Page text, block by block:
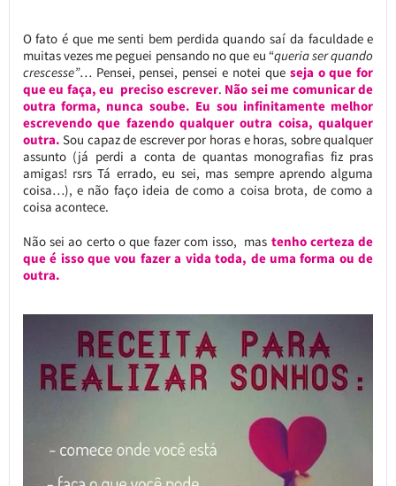
O fato é que me senti bem perdida quando saí da faculdade e
muitas vezes me peguei pensando no que eu “queria ser quando
crescesse”… Pensei, pensei, pensei e notei queseja o que for
que eu faça, eu preciso escrever. Não sei me comunicar de
outra forma, nunca soube. Eu sou infinitamente melhor
escrevendo que fazendo qualquer outra coisa, qualquer
outra. Sou capaz de escrever por horas e horas, sobre qualquer
assunto (já perdi a conta de quantas monografias fiz pras
amigas! rsrs Tá errado, eu sei, mas sempre aprendo alguma
coisa…), e não faço ideia de como a coisa brota, de como a
coisa acontece.
Não sei ao certo o que fazer com isso, mas tenho certeza de
que é isso que vou fazer a vida toda, de uma forma ou de
outra.